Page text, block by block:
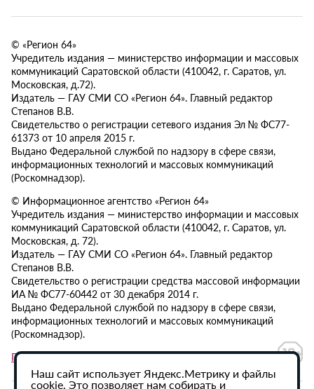
© «Регион 64»
Учредитель издания — министерство информации и массовых
коммуникаций Саратовской области (410042, г. Саратов, ул.
Московская, д.72).
Издатель — ГАУ СМИ СО «Регион 64». Главный редактор
Степанов В.В.
Свидетельство о регистрации сетевого издания Эл № ФС77-
61373 от 10 апреля 2015 г.
Выдано Федеральной службой по надзору в сфере связи,
информационных технологий и массовых коммуникаций
(Роскомнадзор).
© Информационное агентство «Регион 64»
Учредитель издания — министерство информации и массовых
коммуникаций Саратовской области (410042, г. Саратов, ул.
Московская, д. 72).
Издатель — ГАУ СМИ СО «Регион 64». Главный редактор
Степанов В.В.
Свидетельство о регистрации средства массовой информации
ИА № ФС77-60442 от 30 декабря 2014 г.
Выдано Федеральной службой по надзору в сфере связи,
информационных технологий и массовых коммуникаций
(Роскомнадзор).
Политика в отношении обработки персональных данных
Наш сайт использует Яндекс.Метрику и файлы
cookie. Это позволяет нам собирать и